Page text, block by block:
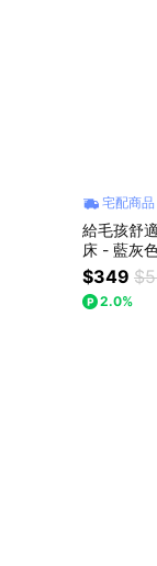
宅配商品
給毛孩舒
床 - 藍灰
沙發 柔軟
形
$349
2.0%